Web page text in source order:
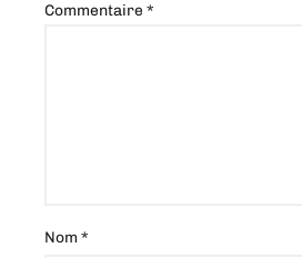
Commentaire *
Nom *